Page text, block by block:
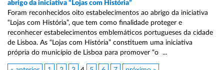
abrigo da iniciativa “Lojas com História”
Foram reconhecidos oito estabelecimentos ao abrigo da iniciativa
“Lojas com História”, que tem como finalidade proteger e
reconhecer estabelecimentos emblemáticos portugueses da cidade
de Lisboa. As “Lojas com História” constituem uma iniciativa
própria do município de Lisboa para promover “o ...